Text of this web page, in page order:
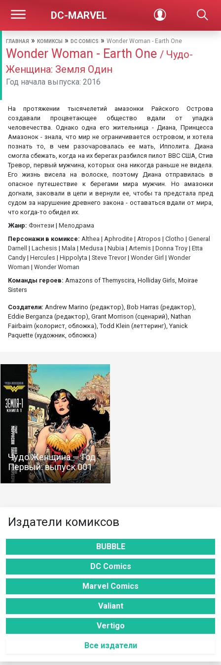
DC-MARVEL
ГЛАВНАЯ » КОМИКСЫ » DC COMICS » Wonder Woman - Earth One
Wonder Woman - Earth One / Чудо-
Женщина: Земля Один
Год начала выпуска: 2016
На протяжении тысячелетий амазонки Райского Острова
создавали процветающее общество вдали от упадка
человечества. Однако одна его жительница - Диана, Принцесса
Амазонок - знала, что мир не ограничивается островом, и хотела
познать то, в чем разочаровалась ее мать, Ипполита. Диана
смогла сбежать, когда на их берегах разбился пилот ВВС США, Стив
Тревор, первый мужчина, которых она никогда раньше не видела.
Его жизнь висела на волоске, поэтому Диана отправилась в
опасное путешествие к берегами мира мужчин. Но амазонки
догнали, заковали в цепи и вернули ее, чтобы та предстала пред
судом за нарушение древнего закона - оставаться вдали от мира,
что когда-то обидел их.
Жанр: Фэнтези | Мелодрама
Персонажи в комиксе: Althea | Aphrodite | Atropos | Clotho | General
Darnell | Lachesis | Mala | Medusa | Nubia | Artemis | Donna Troy | Etta
Candy | Hercules | Hippolyta | Steve Trevor | Wonder Girl | Wonder
Woman | Wonder Woman
Команды героев: Amazons of Themyscira, Holliday Girls, Moirae
Sisters
Создатели: Andrew Marino (редактор), Bob Harras (редактор),
Eddie Berganza (редактор), Grant Morrison (сценарий), Nathan
Fairbairn (колорист, обложка), Todd Klein (леттеринг), Yanick
Paquette (художник, обложка)
Чудо Женщина — Год
Первый: выпуск 001
Издатели комиксов
BUBBLE
DC Comics
Marvel Comics
Valiant
Vertigo
Все издатели